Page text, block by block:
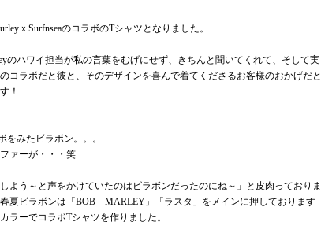
ｘSurfnseaのコラボのTシャツとなりました。
のハワイ担当が私の言葉をむげにせず、きちんと聞いてくれて、そして実
コラボだと彼と、そのデザインを喜んで着てくださるお客様のおかげだと
！
をみたビラボン。。。
ァーが・・・笑
よう～と声をかけていたのはビラボンだったのにね～」と皮肉っておりま
夏ビラボンは「BOB MARLEY」「ラスタ」をメインに押しております
ラーでコラボTシャツを作りました。